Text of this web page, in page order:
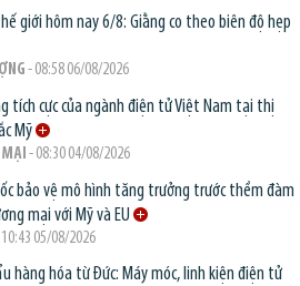
giới hôm nay 6/8: Giằng co theo biên độ hẹp
- 08:58 06/08/2026
tích cực của ngành điện tử Việt Nam tại thị
Mỹ
MẠI - 08:30 04/08/2026
bảo vệ mô hình tăng trưởng trước thềm đàm
mại với Mỹ và EU
05/08/2026
hàng hóa từ Đức: Máy móc, linh kiện điện tử